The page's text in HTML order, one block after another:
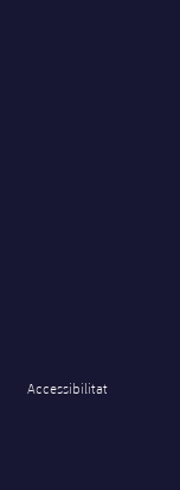
Accessibilitat